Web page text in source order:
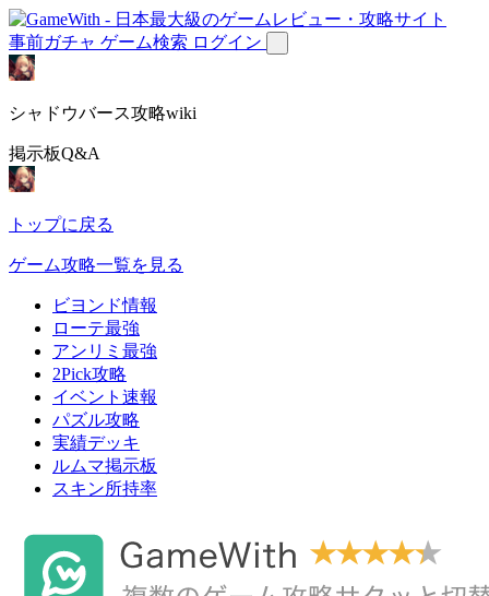
事前ガチャ ゲーム検索 ログイン
シャドウバース攻略wiki
掲示板Q&A
トップに戻る
ゲーム攻略一覧を見る
ビヨンド情報
ローテ最強
アンリミ最強
2Pick攻略
イベント速報
パズル攻略
実績デッキ
ルムマ掲示板
スキン所持率